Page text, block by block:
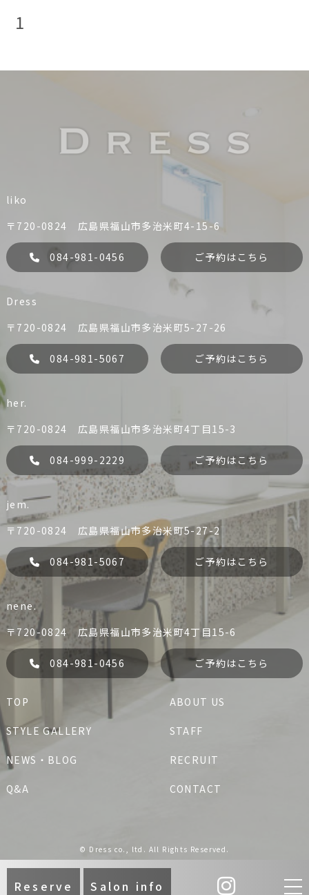
Reserve Salon info
1
liko
084-981-0456
予約する
Dress
084-981-5067
her.
084-999-2229
jem.
084-981-5067
nene.
084-981-0456
予約する
liko Dress
jem.
liko
〒720-0824 広島県福山市多治米町4-15-6
084-981-0456 ご予約はこちら
Dress
〒720-0824 広島県福山市多治米町5-27-26
084-981-5067 ご予約はこちら
her.
〒720-0824 広島県福山市多治米町4丁目15-3
084-999-2229 ご予約はこちら
jem.
〒720-0824 広島県福山市多治米町5-27-2
084-981-5067 ご予約はこちら
nene.
〒720-0824 広島県福山市多治米町4丁目15-6
084-981-0456 ご予約はこちら
TOP ABOUT US
STYLE GALLERY STAFF
NEWS・BLOG RECRUIT
Q&A CONTACT
© Dress co., ltd. All Rights Reserved.